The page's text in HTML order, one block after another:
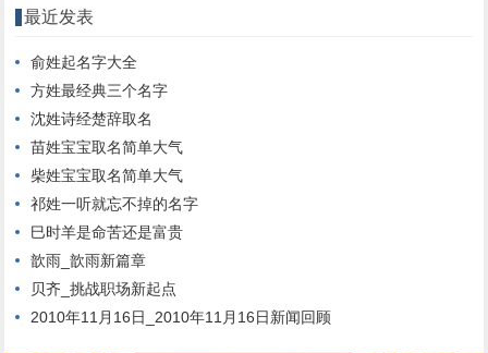
最近发表
俞姓起名字大全
方姓最经典三个名字
沈姓诗经楚辞取名
苗姓宝宝取名简单大气
柴姓宝宝取名简单大气
祁姓一听就忘不掉的名字
巳时羊是命苦还是富贵
歆雨_歆雨新篇章
贝齐_挑战职场新起点
2010年11月16日_2010年11月16日新闻回顾